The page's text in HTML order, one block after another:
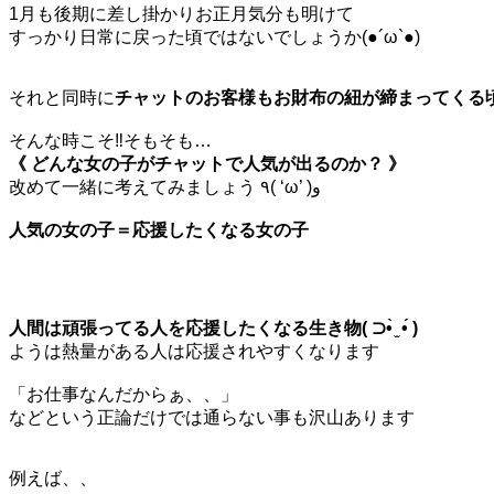
1月も後期に差し掛かりお正月気分も明けて
すっかり日常に戻った頃ではないでしょうか(●´ω`●)
それと同時にチャットのお客様もお財布の紐が締まってくる
そんな時こそ‼️そもそも…
《 どんな女の子がチャットで人気が出るのか？ 》
改めて一緒に考えてみましょう ٩( ‘ω’ )و
人気の女の子＝応援したくなる女の子
人間は頑張ってる人を応援したくなる生き物( ⊃•̀ ̫ •́ )
ようは熱量がある人は応援されやすくなります
「お仕事なんだからぁ、、」
などという正論だけでは通らない事も沢山あります
例えば、、